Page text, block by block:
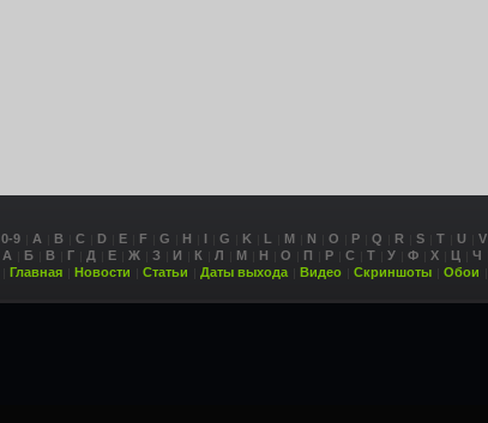
0-9 A B C D E F G H I G K L M N O P Q R S T U V
А Б В Г Д Е Ж З И К Л М Н О П Р С Т У Ф Х Ц Ч
Главная
Новости Статьи Даты выхода Видео Скриншоты Обои